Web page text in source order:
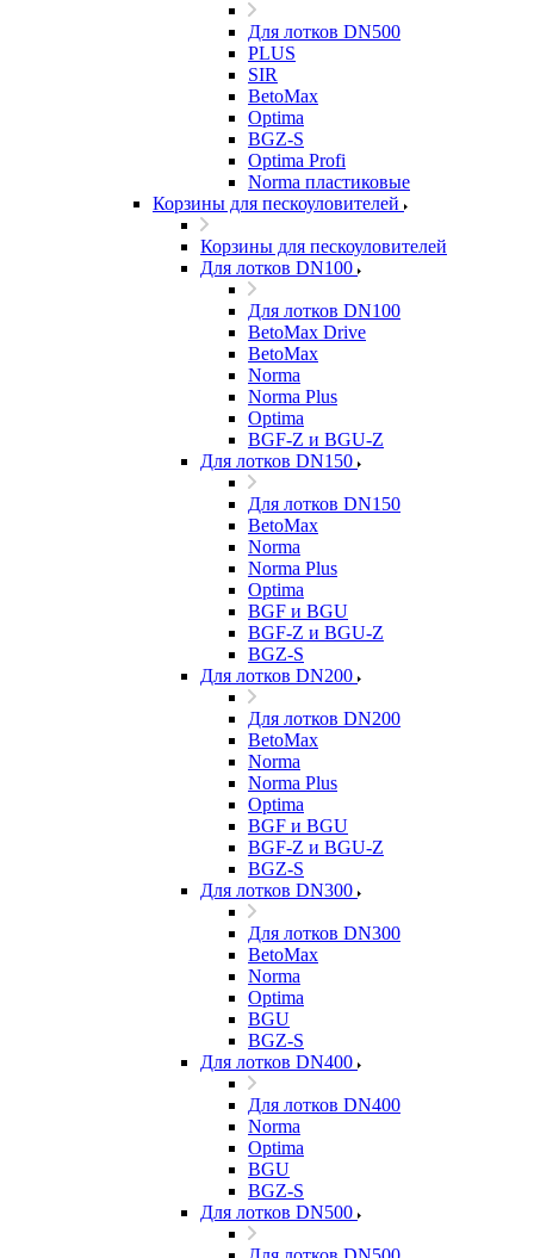
Для лотков DN500
PLUS
SIR
BetoMax
Optima
BGZ-S
Optima Profi
Norma пластиковые
Корзины для пескоуловителей
Корзины для пескоуловителей
Для лотков DN100
Для лотков DN100
BetoMax Drive
BetoMax
Norma
Norma Plus
Optima
BGF-Z и BGU-Z
Для лотков DN150
Для лотков DN150
BetoMax
Norma
Norma Plus
Optima
BGF и BGU
BGF-Z и BGU-Z
BGZ-S
Для лотков DN200
Для лотков DN200
BetoMax
Norma
Norma Plus
Optima
BGF и BGU
BGF-Z и BGU-Z
BGZ-S
Для лотков DN300
Для лотков DN300
BetoMax
Norma
Optima
BGU
BGZ-S
Для лотков DN400
Для лотков DN400
Norma
Optima
BGU
BGZ-S
Для лотков DN500